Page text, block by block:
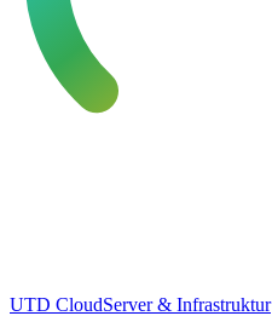
UTD CloudServer & Infrastruktur